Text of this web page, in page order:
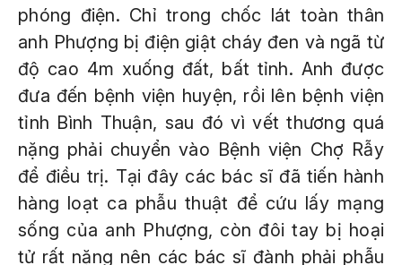
phóng điện. Chỉ trong chốc lát toàn thân
anh Phượng bị điện giật cháy đen và ngã từ
độ cao 4m xuống đất, bất tỉnh. Anh được
đưa đến bệnh viện huyện, rồi lên bệnh viện
tỉnh Bình Thuận, sau đó vì vết thương quá
nặng phải chuyển vào Bệnh viện Chợ Rẫy
để điều trị. Tại đây các bác sĩ đã tiến hành
hàng loạt ca phẫu thuật để cứu lấy mạng
sống của anh Phượng, còn đôi tay bị hoại
tử rất nặng nên các bác sĩ đành phải phẫu